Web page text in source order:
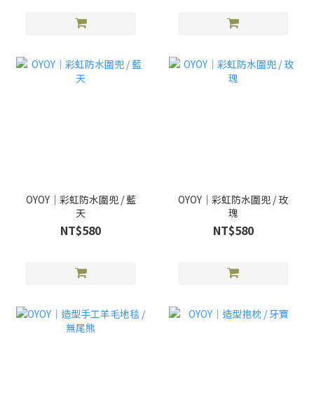
OYOY｜彩虹防水圍兜 / 藍
天
NT$580
OYOY｜彩虹防水圍兜 / 玫
瑰
NT$580